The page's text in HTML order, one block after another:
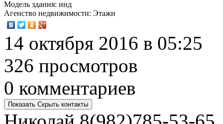
Модель здания: инд
Агенство недвижимости: Этажи
14 октября 2016 в 05:25
326 просмотров
0 комментариев
Показать Скрыть контакты